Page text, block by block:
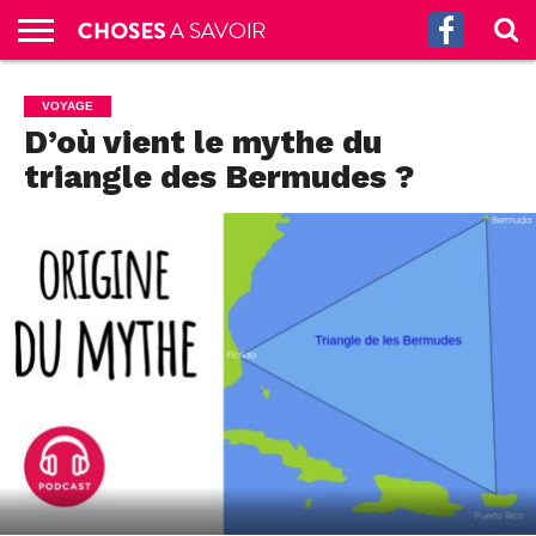
CULTURE
G.
SCIENCES
SANTÉ
HISTOIRE
ÉCONOMIE
INCROYABLE
!
TECH
AUTRES
S’ABONNER
AUX
PODCASTS
CONTACT
A
PROPOS
VOYAGE
D’où vient le mythe du
triangle des Bermudes ?